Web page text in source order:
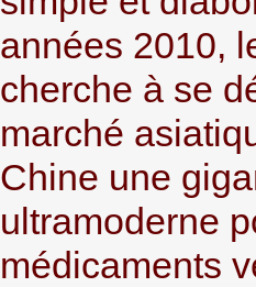
années 2010,
cherche à se
marché
Chine une
ultramoderne
médicaments